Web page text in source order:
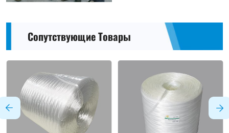
Сопутствующие Товары